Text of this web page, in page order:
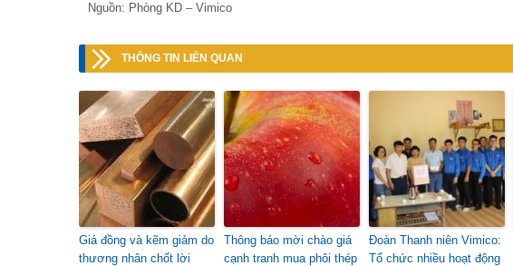
Nguồn: Phòng KD – Vimico
THÔNG TIN LIÊN QUAN
Giá đồng và kẽm giảm do
thương nhân chốt lời
Thông báo mời chào giá
cạnh tranh mua phôi thép
Đoàn Thanh niên Vimico:
Tổ chức nhiều hoạt động